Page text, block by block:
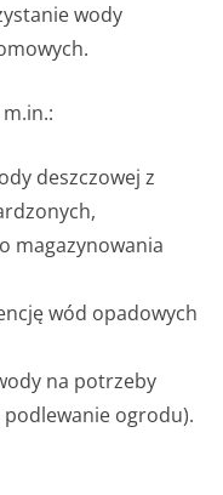
wody
deszczowej z
magazynowania
wód opadowych
na potrzeby
ogrodu).